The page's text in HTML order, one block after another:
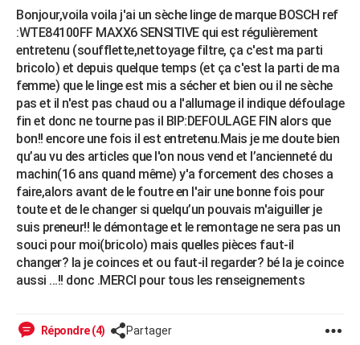
BRICOLAGE
Forum
Aménagement intérieur
Extérieur
Cuisine
Salle de bains
Jardinage
Rangement
WEEK-END
Guides de France
Escapades
Patrimoine
Expositions
Musées
Week-end nature
+LIFESTYLE
Art de vivre
Bien-être
Loisirs
Mode
Modes de vie
SANTE
Alimentation
Guide de la santé
Maladies
Médicaments
Sommeil
VOYAGE
Destinations
City break
Voyage nature
Voyage de noces
Forum
PHOTO
GUIDES D'ACHAT
BONS PLANS
CARTE DE VOEUX
Dictionnaire
Biographies
Citations
Expressions
Proverbes
PROGRAMME TV
Bonjour,voila voila j'ai un sèche linge de marque BOSCH ref
:WTE84100FF MAXX6 SENSITIVE qui est régulièrement
entretenu (soufflette,nettoyage filtre, ça c'est ma parti
bricolo) et depuis quelque temps (et ça c'est la parti de ma
femme) que le linge est mis a sécher et bien ou il ne sèche
pas et il n'est pas chaud ou a l'allumage il indique défoulage
fin et donc ne tourne pas il BIP:DEFOULAGE FIN alors que
bon!! encore une fois il est entretenu.Mais je me doute bien
qu’au vu des articles que l'on nous vend et l’ancienneté du
machin(16 ans quand même) y'a forcement des choses a
faire,alors avant de le foutre en l'air une bonne fois pour
toute et de le changer si quelqu’un pouvais m'aiguiller je
suis preneur!! le démontage et le remontage ne sera pas un
souci pour moi(bricolo) mais quelles pièces faut-il
changer? la je coinces et ou faut-il regarder? bé la je coince
aussi ...!! donc .MERCI pour tous les renseignements
Répondre (4) Partager